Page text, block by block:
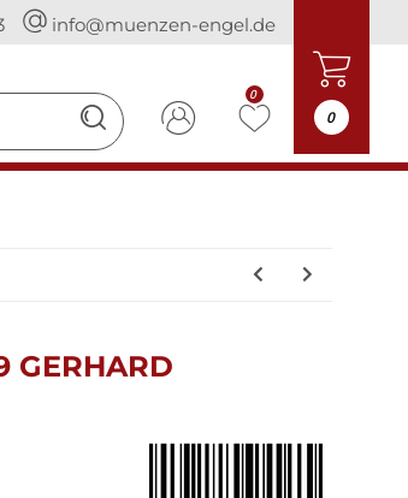
info@muenzen-engel.de
0
0
GERHARD